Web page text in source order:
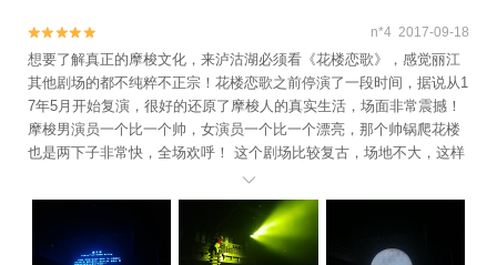

 n*4 2017-09-18
想要了解真正的摩梭文化，来泸沽湖必须看《花楼恋歌》，感觉丽江
其他剧场的都不纯粹不正宗！花楼恋歌之前停演了一段时间，据说从1
7年5月开始复演，很好的还原了摩梭人的真实生活，场面非常震撼！
摩梭男演员一个比一个帅，女演员一个比一个漂亮，那个帅锅爬花楼
也是两下子非常快，全场欢呼！ 这个剧场比较复古，场地不大，这样
游客就可以跟演员有很好的互动，我看很多人说之前不能拍照，现在
可以拍照啦，我就拍了很多，票价两三百我觉得还是蛮值得！可能是
深圳物价比较高吧，或者这个比较合我胃口！来这边感觉整个人非常
放松，心情非常愉悦！心灵得到洗涤啦😂😂😂
